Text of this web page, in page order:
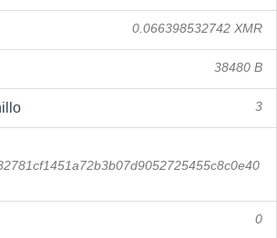
0.066398532742 XMR
38480 B
3
0